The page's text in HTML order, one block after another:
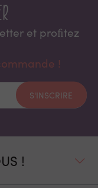
et proﬁtez
!
S'INSCRIRE
!